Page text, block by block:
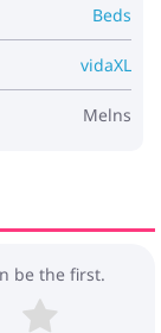
120 cm (W x
Beds
vidaXL
Melns
be the first.